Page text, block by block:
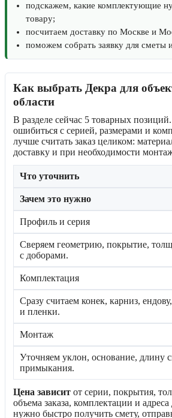
подскажем, какие комплектующие
товару;
посчитаем доставку по Москве и
поможем собрать заявку для сметы
Как выбрать Декра для
области
В разделе сейчас 5 товарных
ошибиться с серией, размерами и
лучше считать заказ целиком:
доставку и при необходимости
Что уточнить
Зачем это нужно
Профиль и серия
Сверяем геометрию, покрытие,
с доборами.
Комплектация
Сразу считаем конек, карниз,
и пленки.
Монтаж
Уточняем уклон, основание, длину
примыкания.
Цена зависит от серии, покрытия,
объема заказа, комплектации и
нужно быстро получить смету,